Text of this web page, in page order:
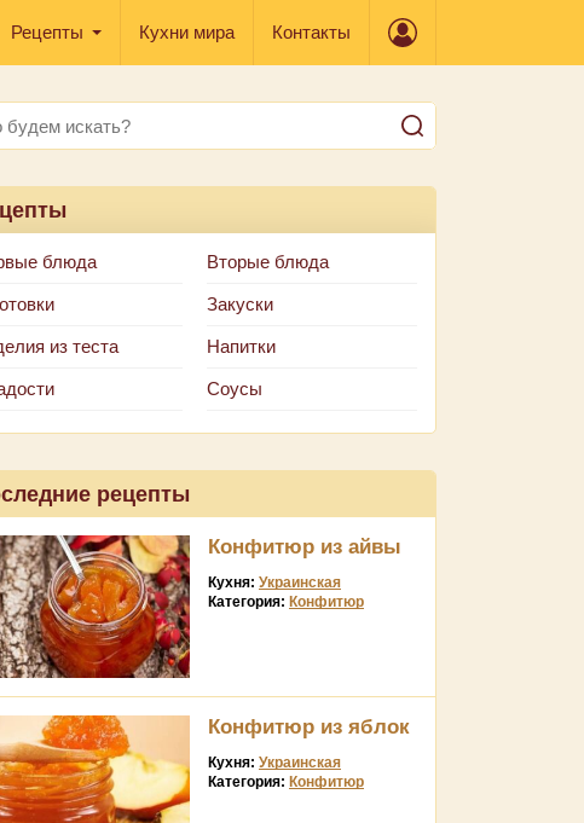
Рецепты Кухни мира Контакты
блюда Вторые блюда
Закуски
из теста Напитки
Соусы
рецепты
Конфитюр из айвы
Кухня: Украинская
Категория: Конфитюр
Конфитюр из яблок
Кухня: Украинская
Категория: Конфитюр